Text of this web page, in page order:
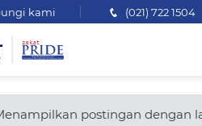
kami (021) 722 1504
postingan dengan